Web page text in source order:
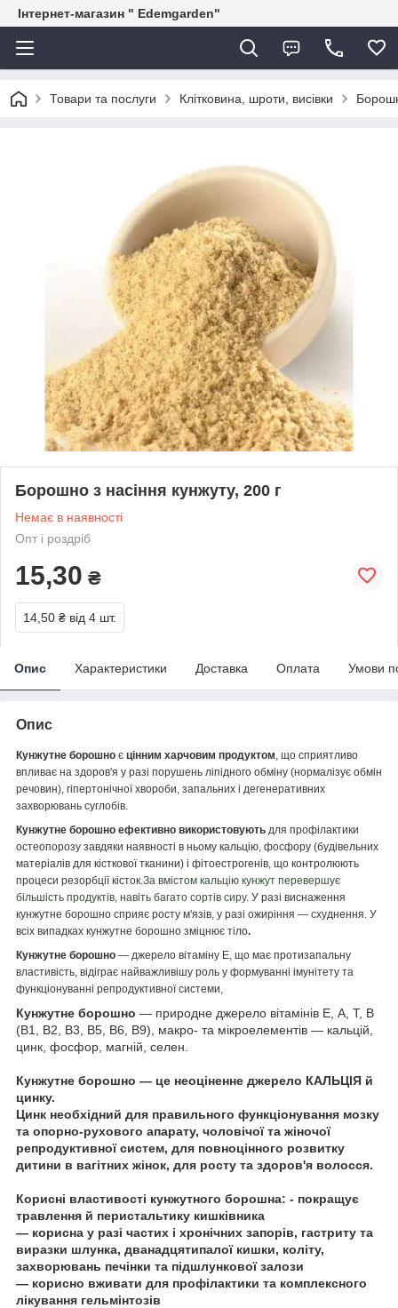
Інтернет-магазин " Edemgarden"
Товари та послуги Клітковина, шроти, висівки
Борошно з насіння кунжуту, 200 г
Немає в наявності
Опт і роздріб
15,30 ₴
14,50 ₴ від 4 шт.
Опис Характеристики Доставка Оплата Умови
Опис
Кунжутне борошно є цінним харчовим продуктом , що сприятливо
впливає на здоров'я у разі порушень ліпідного обміну (нормалізує обмін
речовин), гіпертонічної хвороби, запальних і дегенеративних
захворювань суглобів.
Кунжутне борошно ефективно використовують для профілактики
остеопорозу завдяки наявності в ньому кальцію, фосфору (будівельних
матеріалів для кісткової тканини) і фітоестрогенів, що контролюють
процеси резорбції кісток. За вмістом кальцію кунжут перевершує
більшість продуктів, навіть багато сортів сиру. У разі виснаження
кунжутне борошно сприяє росту м'язів, у разі ожиріння — схуднення. У
всіх випадках кунжутне борошно зміцнює тіло.
Кунжутне борошно — джерело вітаміну Е, що має протизапальну
властивість, відіграє найважливішу роль у формуванні імунітету та
функціонуванні репродуктивної системи,
Кунжутне борошно — природне джерело вітамінів Е, А, Т, B
(B1, B2, B3, B5, B6, B9), макро- та мікроелементів — кальцій,
цинк, фосфор, магній, селен.
Кунжутне борошно — це неоціненне джерело КАЛЬЦІЯ й
цинку.
Цинк необхідний для правильного функціонування мозку
та опорно-рухового апарату, чоловічої та жіночої
репродуктивної систем, для повноцінного розвитку
дитини в вагітних жінок, для росту та здоров'я волосся.
Корисні властивості кунжутного борошна: - покращує
травлення й перистальтику кишківника
— корисна у разі частих і хронічних запорів, гастриту та
виразки шлунка, дванадцятипалої кишки, коліту,
захворювань печінки та підшлункової залози
— корисно вживати для профілактики та комплексного
лікування гельмінтозів